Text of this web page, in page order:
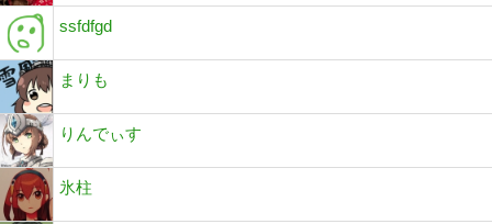
ssfdfgd
まりも
りんでぃす
氷柱